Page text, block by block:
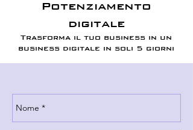
Potenziamento
digitale
Trasforma il tuo business in un
business digitale in soli 5 giorni